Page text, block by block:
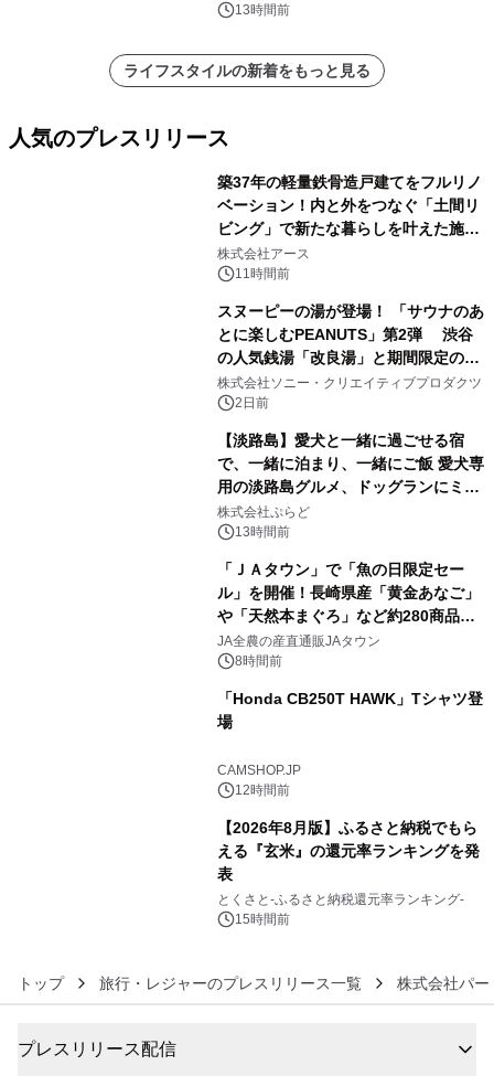
スの2施設で
13時間前
ライフスタイルの新着をもっと見る
人気のプレスリリース
築37年の軽量鉄骨造戸建てをフルリノ
ベーション！内と外をつなぐ「土間リ
ビング」で新たな暮らしを叶えた施工
事例を株式会社アースが公開
株式会社アース
11時間前
スヌーピーの湯が登場！ 「サウナのあ
とに楽しむPEANUTS」第2弾 渋谷
の人気銭湯「改良湯」と期間限定のコ
ラボレーション サウナイキタイコラ
ボグッズも発売決定！
株式会社ソニー・クリエイティブプロダクツ
2日前
【淡路島】愛犬と一緒に過ごせる宿
で、一緒に泊まり、一緒にご飯 愛犬専
用の淡路島グルメ、ドッグランにミニ
プール グランピングとトレーラーハウ
スの2施設で
株式会社ぷらど
13時間前
「ＪＡタウン」で「魚の日限定セー
ル」を開催！長崎県産「黄金あなご」
や「天然本まぐろ」など約280商品を
販売！～毎月１０日の定例企画～
JA全農の産直通販JAタウン
8時間前
「Honda CB250T HAWK」Tシャツ登
場
CAMSHOP.JP
12時間前
【2026年8月版】ふるさと納税でもら
える『玄米』の還元率ランキングを発
表
とくさと-ふるさと納税還元率ランキング-
15時間前
トップ 旅行・レジャーのプレスリリース一覧 株式会社パ
プレスリリース配信